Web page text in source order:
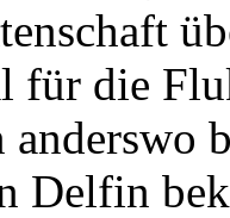
für die
anderswo
Delfin